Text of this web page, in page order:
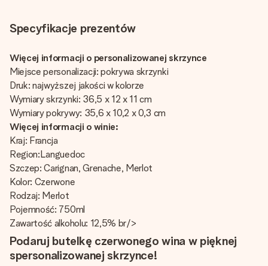
Specyfikacje prezentów
Więcej informacji o personalizowanej skrzynce
Miejsce personalizacji: pokrywa skrzynki
Druk: najwyższej jakości w kolorze
Wymiary skrzynki: 36,5 x 12 x 11 cm
Wymiary pokrywy: 35,6 x 10,2 x 0,3 cm
Więcej informacji o winie:
Kraj: Francja
Region:Languedoc
Szczep: Carignan, Grenache, Merlot
Kolor: Czerwone
Rodzaj: Merlot
Pojemność: 750ml
Zawartość alkoholu: 12,5% br/>
Podaruj butelkę czerwonego wina w pięknej
spersonalizowanej skrzynce!